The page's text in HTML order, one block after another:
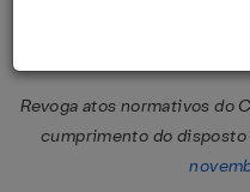
Revoga atos normativos do
cumprimento do disposto